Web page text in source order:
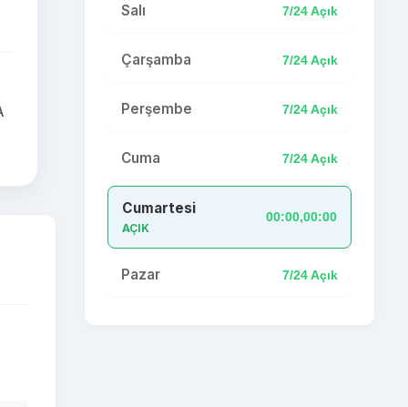
Salı 7/24 Açık
Çarşamba 7/24 Açık
Perşembe 7/24 Açık
Cuma 7/24 Açık
Cumartesi
AÇIK
00:00,00:00
Pazar 7/24 Açık